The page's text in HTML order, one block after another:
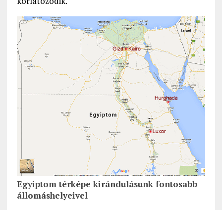
Egyiptom térképe kirándulásunk fontosabb
állomáshelyeivel